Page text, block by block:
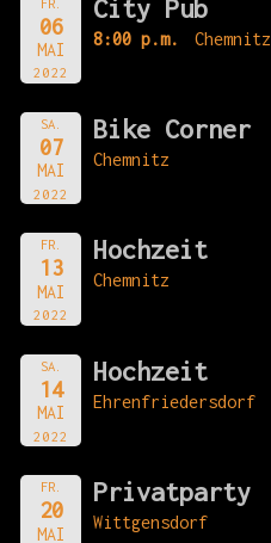
06
MAI
2022
City Pub
8:00 p.m. Chemnitz
SA.
07
MAI
2022
Bike Corner
Chemnitz
FR.
13
MAI
2022
Hochzeit
Chemnitz
SA.
14
MAI
2022
Hochzeit
Ehrenfriedersdorf
FR.
20
MAI
Privatparty
Wittgensdorf